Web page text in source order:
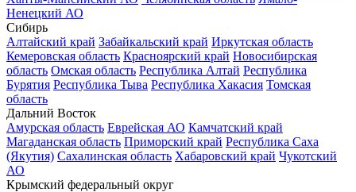
Ненецкий АО
Сибирь
Алтайский край Забайкальский край Иркутская область
Кемеровская область Красноярский край Новосибирская
область Омская область Республика Алтай Республика
Бурятия Республика Тыва Республика Хакасия Томская
область
Дальний Восток
Амурская область Еврейская АО Камчатский край
Магаданская область Приморский край Республика Саха
(Якутия) Сахалинская область Хабаровский край Чукотский
АО
Крымский федеральный округ